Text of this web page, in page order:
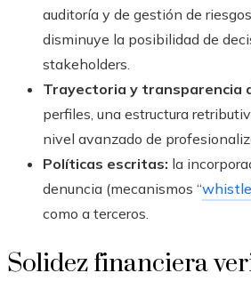
auditoría y de gestión de
disminuye la posibilidad de
stakeholders.
Trayectoria y transparencia
perfiles, una estructura
nivel avanzado de
Políticas escritas: la
denuncia (mecanismos “
como a terceros.
Solidez financiera